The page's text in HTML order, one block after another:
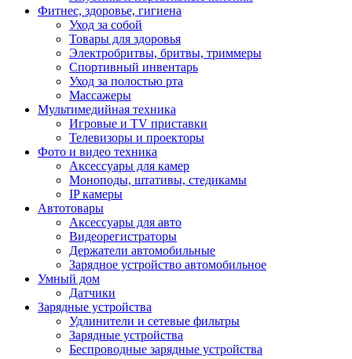
Фитнес, здоровье, гигиена
Уход за собой
Товары для здоровья
Электробритвы, бритвы, триммеры
Спортивный инвентарь
Уход за полостью рта
Массажеры
Мультимедийная техника
Игровые и TV приставки
Телевизоры и проекторы
Фото и видео техника
Аксессуары для камер
Моноподы, штативы, стедикамы
IP камеры
Автотовары
Аксессуары для авто
Видеорегистраторы
Держатели автомобильные
Зарядное устройство автомобильное
Умный дом
Датчики
Зарядные устройства
Удлинители и сетевые фильтры
Зарядные устройства
Беспроводные зарядные устройства